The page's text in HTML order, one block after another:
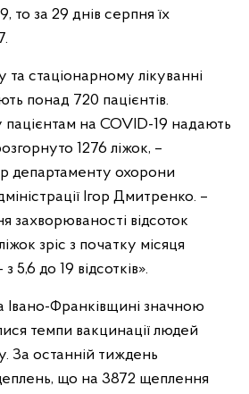
то за 29 днів серпня їх
стаціонарному лікуванні
понад 720 пацієнтів.
на COVID-19 надають
1276 ліжок, –
департаменту охорони
Ігор Дмитренко. –
захворюваності відсоток
зріс з початку місяця
5,6 до 19 відсотків».
Івано-Франківщині значною
темпи вакцинації людей
За останній тиждень
що на 3872 щеплення